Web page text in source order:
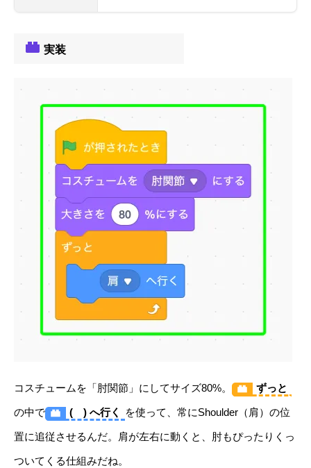
実装
コスチュームを「肘関節」にしてサイズ80%。 ずっと
の中で ( ) へ行く を使って、常にShoulder（肩）の位
置に追従させるんだ。肩が左右に動くと、肘もぴったりくっ
ついてくる仕組みだね。